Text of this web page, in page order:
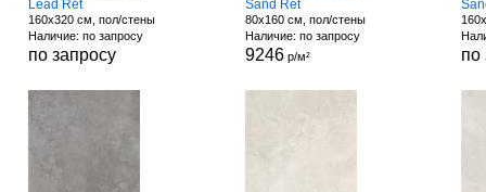
Lead Ret
160x320 см, пол/стены
Наличие: по запросу
по запросу
Sand Ret
80x160 см, пол/стены
Наличие: по запросу
9246р/м² по